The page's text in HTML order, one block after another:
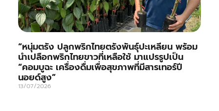
“หนุ่มตรัง ปลูกพริกไทยตรังพันธุ์ปะเหลียน พร้อม
นำเปลือกพริกไทยขาวที่เหลือใช้ มาแปรรูปเป็น
“คอมบูฉะ เครื่องดื่มเพื่อสุขภาพที่มีสารเทอร์ปี
นอยด์สูง”
13/07/2026